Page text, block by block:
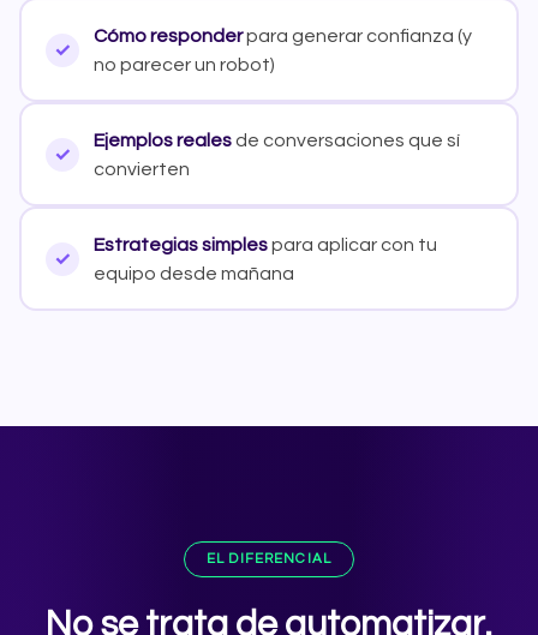
Cómo responderpara generar confianza (y
no parecer un robot)
Ejemplos realesde conversaciones que sí
convierten
Estrategias simplespara aplicar con tu
equipo desde mañana
EL DIFERENCIAL
No se trata de automatizar.